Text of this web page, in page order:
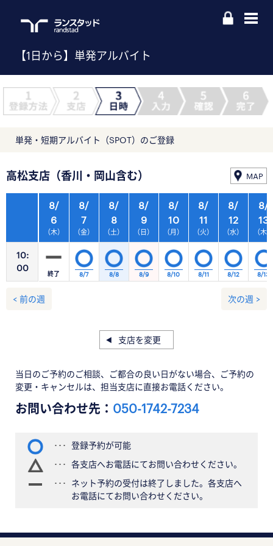
【1日から】単発アルバイト
単発・短期アルバイト（SPOT）のご登録
高松支店（香川・岡山含む） MAP
10:
00
8/
6
（木）
8/
7
（金）
8/
8
（土）
8/
9
（日）
8/
10
（月）
8/
11
（火）
8/
12
（水）
終了 8/7 8/8 8/9 8/10 8/11 8/12
8/
13
（木）
8/13
< 前の週 次の週 >
支店を変更
当日のご予約のご相談、ご都合の良い日がない場合、ご予約の
変更・キャンセルは、担当支店に直接お電話ください。
お問い合わせ先： 050-1742-7234
登録予約が可能
各支店へお電話にてお問い合わせください。
ネット予約の受付は終了しました。各支店へ
お電話にてお問い合わせください。